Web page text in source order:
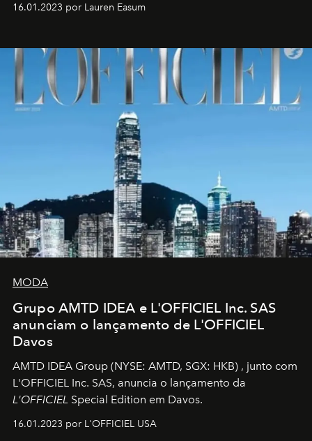
16.01.2023 por Lauren Easum
MODA
Grupo AMTD IDEA e L'OFFICIEL Inc. SAS
anunciam o lançamento de L'OFFICIEL
Davos
AMTD IDEA Group (NYSE: AMTD, SGX: HKB) , junto com
L'OFFICIEL Inc. SAS, anuncia o lançamento da
L'OFFICIEL Special Edition em Davos.
16.01.2023 por L'OFFICIEL USA